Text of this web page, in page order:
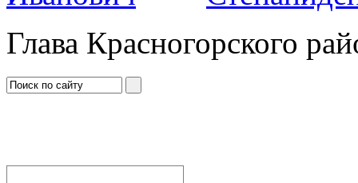
Глава Красногорского